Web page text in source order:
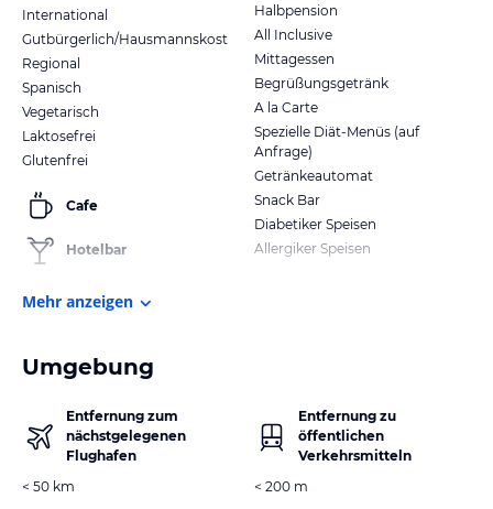
International
Gutbürgerlich/Hausmannskost
Regional
Spanisch
Vegetarisch
Laktosefrei
Glutenfrei
Cafe
Hotelbar
Halbpension
All Inclusive
Mittagessen
Begrüßungsgetränk
A la Carte
Spezielle Diät-Menüs (auf
Anfrage)
Getränkeautomat
Snack Bar
Diabetiker Speisen
Allergiker Speisen
Mehr anzeigen
Umgebung
Entfernung zum
nächstgelegenen
Flughafen
< 50 km
Entfernung zu
öffentlichen
Verkehrsmitteln
< 200 m